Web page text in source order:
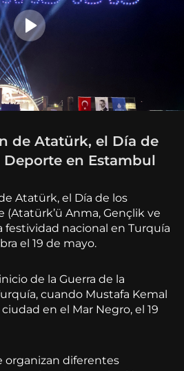
de Atatürk, el Día de
Deporte en Estambul
Atatürk, el Día de los
(Atatürk’ü Anma, Gençlik ve
festividad nacional en Turquía
el 19 de mayo.
de la Guerra de la
cuando Mustafa Kemal
en el Mar Negro, el 19
organizan diferentes